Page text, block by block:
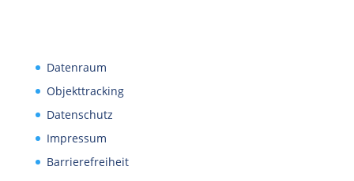
Datenraum
Objekttracking
Datenschutz
Impressum
Barrierefreiheit